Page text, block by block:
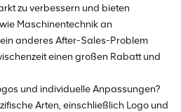
zu verbessern und bieten
Maschinentechnik an
anderes After-Sales-Problem
einen großen Rabatt und
und individuelle Anpassungen?
Arten, einschließlich Logo und